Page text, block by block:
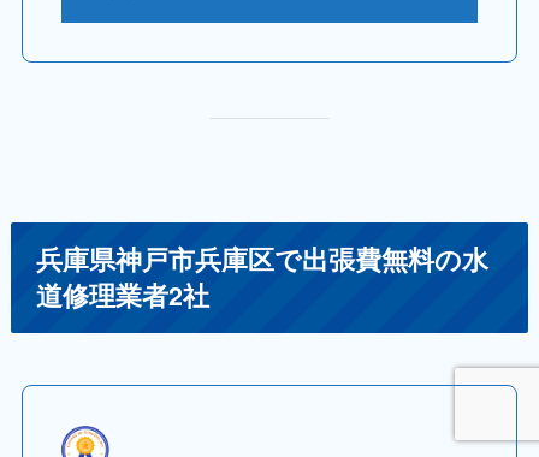
兵庫県神戸市兵庫区で出張費無料の水
道修理業者2社